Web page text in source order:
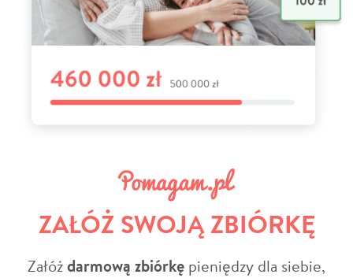
ZAŁÓŻ SWOJĄ ZBIÓRKĘ
Załóżdarmową zbiórkę pieniędzy dla siebie,